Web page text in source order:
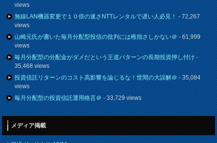
views
無線LAN機器変更で１０倍の速さNTTレンタルで遅い人必見！- 72,267
views
山崎元氏が書いた毎月分配型投信の批判には稚拙さしかない＠- 61,999
views
毎月分配型の分配金がダメだという王道パターンの長期投資押し付け-
35,468 views
投資信託リターンのコスト高影響を論じるな！世間の大誤解＠- 35,084
views
毎月分配型の投資信託運用格言＠- 33,729 views
メディア掲載